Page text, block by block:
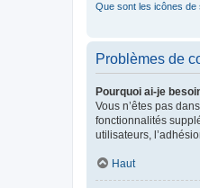
Que sont les icônes de
Problèmes de
Pourquoi ai-je
Vous n’êtes pas
fonctionnalités
utilisateurs,
Haut